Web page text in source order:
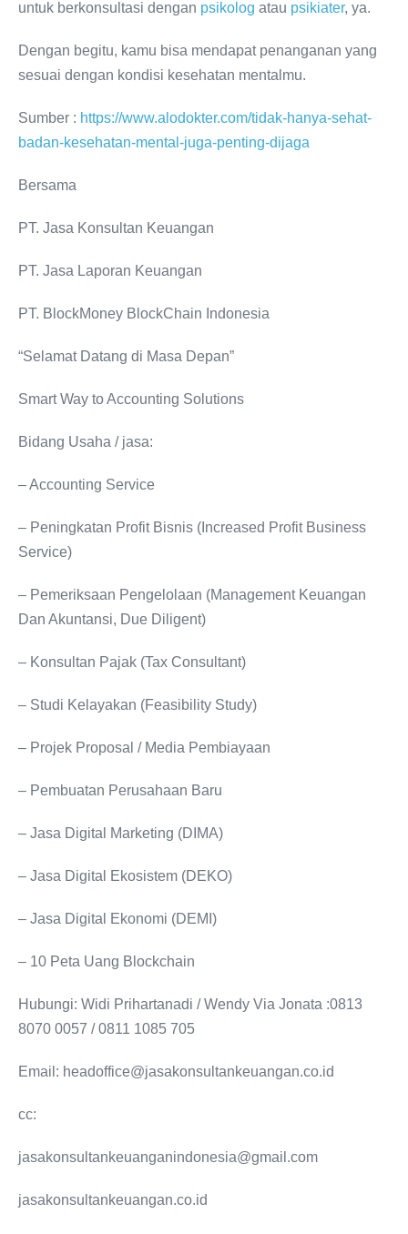
untuk berkonsultasi dengan psikolog atau psikiater, ya.
Dengan begitu, kamu bisa mendapat penanganan yang
sesuai dengan kondisi kesehatan mentalmu.
Sumber : https://www.alodokter.com/tidak-hanya-sehat-
badan-kesehatan-mental-juga-penting-dijaga
Bersama
PT. Jasa Konsultan Keuangan
PT. Jasa Laporan Keuangan
PT. BlockMoney BlockChain Indonesia
“Selamat Datang di Masa Depan”
Smart Way to Accounting Solutions
Bidang Usaha / jasa:
– Accounting Service
– Peningkatan Profit Bisnis (Increased Profit Business
Service)
– Pemeriksaan Pengelolaan (Management Keuangan
Dan Akuntansi, Due Diligent)
– Konsultan Pajak (Tax Consultant)
– Studi Kelayakan (Feasibility Study)
– Projek Proposal / Media Pembiayaan
– Pembuatan Perusahaan Baru
– Jasa Digital Marketing (DIMA)
– Jasa Digital Ekosistem (DEKO)
– Jasa Digital Ekonomi (DEMI)
– 10 Peta Uang Blockchain
Hubungi: Widi Prihartanadi / Wendy Via Jonata :0813
8070 0057 / 0811 1085 705
Email: headoffice@jasakonsultankeuangan.co.id
cc:
jasakonsultankeuanganindonesia@gmail.com
jasakonsultankeuangan.co.id